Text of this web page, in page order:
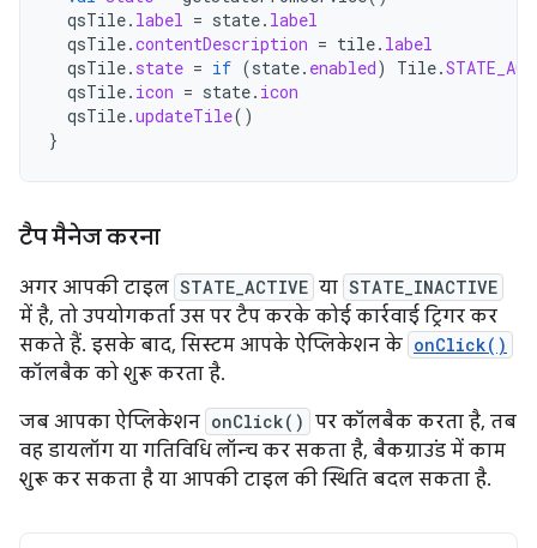
qsTile. label = state. label
qsTile.contentDescription = tile. label
qsTile. state = if (state. enabled) Tile.
qsTile. icon = state. icon
qsTile.updateTile()
}
टैप मैनेज करना
अगर आपकी टाइल STATE_ACTIVE या STATE_INACTIVE
में है, तो उपयोगकर्ता उस पर टैप करके कोई कार्रवाई ट्रिगर कर
सकते हैं. इसके बाद, सिस्टम आपके ऐप्लिकेशन के onClick()
कॉलबैक को शुरू करता है.
जब आपका ऐप्लिकेशन onClick() पर कॉलबैक करता है, तब
वह डायलॉग या गतिविधि लॉन्च कर सकता है, बैकग्राउंड में काम
शुरू कर सकता है या आपकी टाइल की स्थिति बदल सकता है.